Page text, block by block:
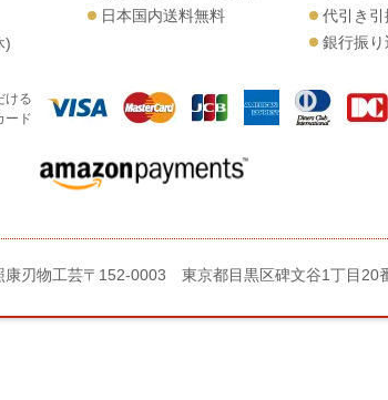
)
日本国内送料無料
代引き
銀行振り
ける
ード
刃物工芸〒152-0003 東京都目黒区碑文谷1丁目20